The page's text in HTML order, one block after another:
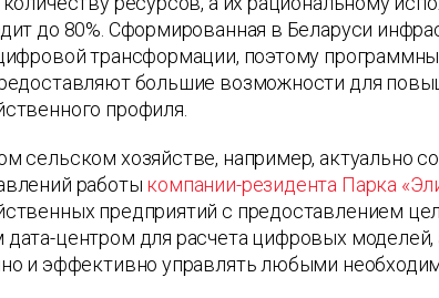
до 80%. Сформированная в Беларуси
трансформации, поэтому
большие возможности для
профиля.
сельском хозяйстве, например, актуально
работы компании-резидента Парка
предприятий с предоставлением
центром для расчета цифровых
и эффективно управлять любыми